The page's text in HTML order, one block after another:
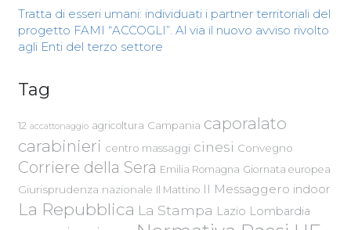
Tratta di esseri umani: individuati i partner territoriali del
progetto FAMI “ACCOGLI”. Al via il nuovo avviso rivolto
agli Enti del terzo settore
Tag
12 accattonaggio agricoltura Campania caporalato
carabinieri centro massaggi cinesi Convegno
Corriere della Sera Emilia Romagna Giornata europea
Giurisprudenza nazionale Il Mattino Il Messaggero indoor
La Repubblica La Stampa Lazio Lombardia